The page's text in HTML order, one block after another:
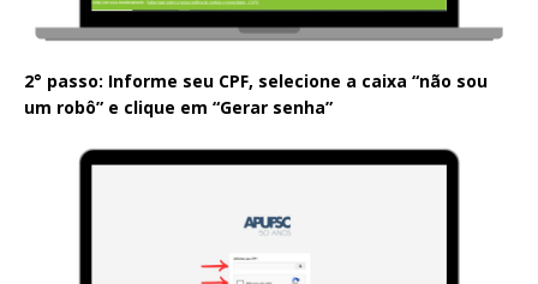
2° passo: Informe seu CPF, selecione a caixa “não sou
um robô” e clique em “Gerar senha”